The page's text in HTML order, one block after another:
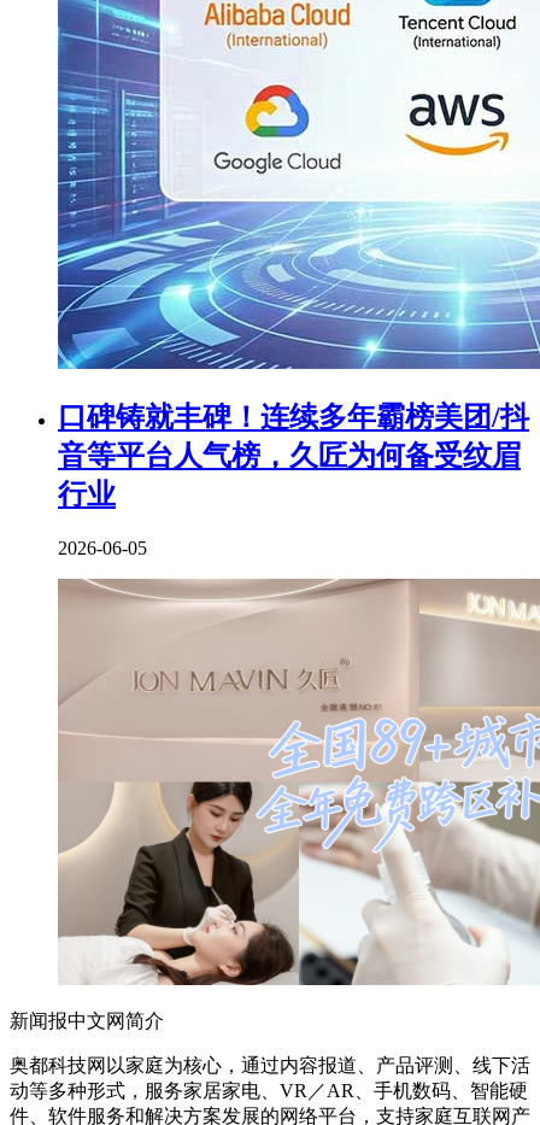
口碑铸就丰碑！连续多年霸榜美团/抖
音等平台人气榜，久匠为何备受纹眉
行业
2026-06-05
新闻报中文网简介
奥都科技网以家庭为核心，通过内容报道、产品评测、线下活
动等多种形式，服务家居家电、VR／AR、手机数码、智能硬
件、软件服务和解决方案发展的网络平台，支持家庭互联网产